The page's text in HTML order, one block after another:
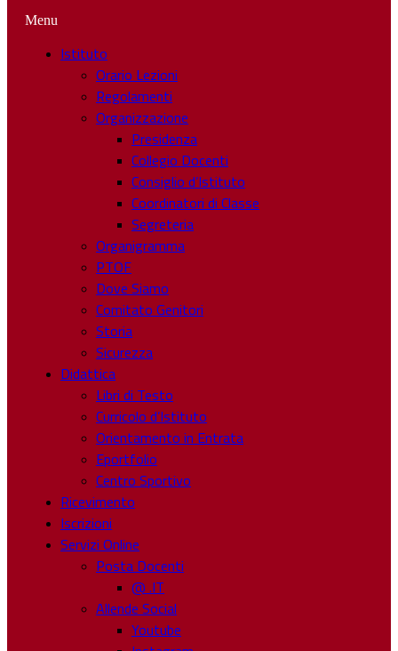
Menu
Istituto
Orario Lezioni
Regolamenti
Organizzazione
Presidenza
Collegio Docenti
Consiglio d’Istituto
Coordinatori di Classe
Segreteria
Organigramma
PTOF
Dove Siamo
Comitato Genitori
Storia
Sicurezza
Didattica
Libri di Testo
Curricolo d’Istituto
Orientamento in Entrata
Eportfolio
Centro Sportivo
Ricevimento
Iscrizioni
Servizi Online
Posta Docenti
@ .IT
Allende Social
Youtube